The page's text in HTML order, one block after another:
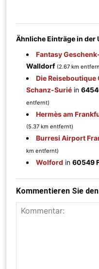
Ähnliche Einträge in der
Fantasy
Walldorf (2.67 km
Die
Schanz-Surié in
entfernt)
Hermès am
(5.37 km entfernt)
Burresi Airport
km entfernt)
Wolford in60549
Kommentieren Sie